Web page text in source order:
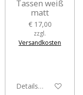
Tassen weiß
matt
€ 17,00
zzgl.
Versandkosten
Details anzeigen